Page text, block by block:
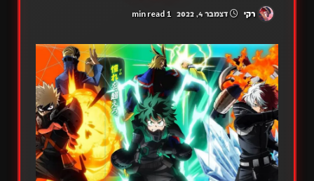
רקי דצמבר 4, 2022 1 min read